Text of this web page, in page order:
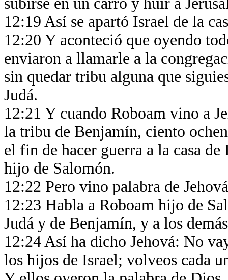
12:19 Así se apartó Israel de la
12:20 Y aconteció que oyendo
enviaron a llamarle a la
sin quedar tribu alguna que
Judá.
12:21 Y cuando Roboam vino a
la tribu de Benjamín, ciento
el fin de hacer guerra a la casa
hijo de Salomón.
12:22 Pero vino palabra de
12:23 Habla a Roboam hijo de
Judá y de Benjamín, y a los
12:24 Así ha dicho Jehová: No
los hijos de Israel; volveos cada